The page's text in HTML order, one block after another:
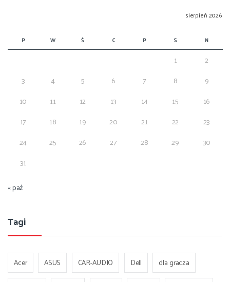
sierpień 2026
P W Ś C P S N
1
2
3
4 5 6 7 8
9
10
11 12 13 14 15
16
17
18 19 20 21 22
23
24
25 26 27 28 29
30
31
« paź
Tagi
Acer ASUS CAR-AUDIO Dell
dla gracza